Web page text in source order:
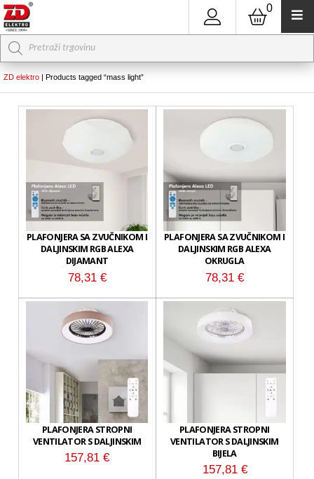
0
Products
search
ZD elektro | Products tagged “mass light”
PLAFONJERA SA ZVUČNIKOM I
DALJINSKIM RGB ALEXA
DIJAMANT
78,31 €
PLAFONJERA SA ZVUČNIKOM I
DALJINSKIM RGB ALEXA
OKRUGLA
78,31€
PLAFONJERA STROPNI
VENTILATOR S DALJINSKIM
157,81€
PLAFONJERA STROPNI
VENTILATOR S DALJINSKIM
BIJELA
157,81 €